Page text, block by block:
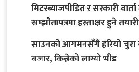
मिटरब्याजपीडित र सरकारी
सम्झौतापत्रमा हस्ताक्षर हुने तयारी
साउनको आगमनसँगै हरियो चुरा
बजार, किन्नेको लाग्यो भीड